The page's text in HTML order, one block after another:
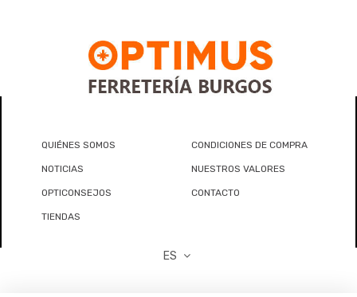
QUIÉNES SOMOS CONDICIONES DE COMPRA
NOTICIAS NUESTROS VALORES
OPTICONSEJOS CONTACTO
TIENDAS
ES